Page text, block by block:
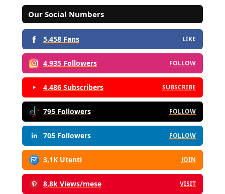
Our Social Numbers
5.458 Fans LIKE
4.935 Followers FOLLOW
4.486 Subscribers SUBSCRIBE
795 Followers FOLLOW
705 Followers FOLLOW
3,1K Utenti JOIN
8,8k Views/mese VISIT